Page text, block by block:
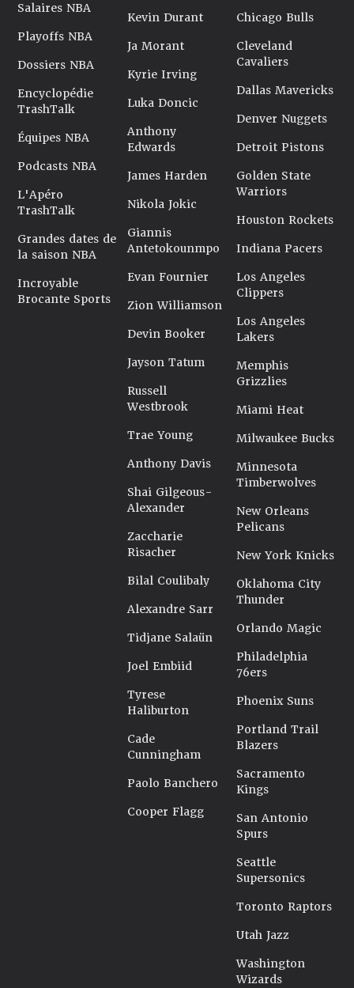
Salaires NBA
Playoffs NBA
Dossiers NBA
Encyclopédie
TrashTalk
Équipes NBA
Podcasts NBA
L'Apéro
TrashTalk
Grandes dates de
la saison NBA
Incroyable
Brocante Sports
Kevin Durant
Ja Morant
Kyrie Irving
Luka Doncic
Anthony
Edwards
James Harden
Nikola Jokic
Giannis
Antetokounmpo
Evan Fournier
Zion Williamson
Devin Booker
Jayson Tatum
Russell
Westbrook
Trae Young
Anthony Davis
Shai Gilgeous-
Alexander
Zaccharie
Risacher
Bilal Coulibaly
Alexandre Sarr
Tidjane Salaün
Joel Embiid
Tyrese
Haliburton
Cade
Cunningham
Paolo Banchero
Cooper Flagg
Chicago Bulls
Cleveland
Cavaliers
Dallas Mavericks
Denver Nuggets
Detroit Pistons
Golden State
Warriors
Houston Rockets
Indiana Pacers
Los Angeles
Clippers
Los Angeles
Lakers
Memphis
Grizzlies
Miami Heat
Milwaukee Bucks
Minnesota
Timberwolves
New Orleans
Pelicans
New York Knicks
Oklahoma City
Thunder
Orlando Magic
Philadelphia
76ers
Phoenix Suns
Portland Trail
Blazers
Sacramento
Kings
San Antonio
Spurs
Seattle
Supersonics
Toronto Raptors
Utah Jazz
Washington
Wizards